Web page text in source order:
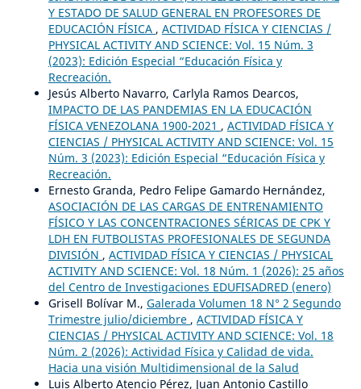
Y ESTADO DE SALUD GENERAL EN PROFESORES DE
EDUCACIÓN FÍSICA , ACTIVIDAD FÍSICA Y CIENCIAS /
PHYSICAL ACTIVITY AND SCIENCE: Vol. 15 Núm. 3
(2023): Edición Especial “Educación Física y
Recreación.
Jesús Alberto Navarro, Carlyla Ramos Dearcos,
IMPACTO DE LAS PANDEMIAS EN LA EDUCACIÓN
FÍSICA VENEZOLANA 1900-2021 , ACTIVIDAD FÍSICA Y
CIENCIAS / PHYSICAL ACTIVITY AND SCIENCE: Vol. 15
Núm. 3 (2023): Edición Especial “Educación Física y
Recreación.
Ernesto Granda, Pedro Felipe Gamardo Hernández,
ASOCIACIÓN DE LAS CARGAS DE ENTRENAMIENTO
FÍSICO Y LAS CONCENTRACIONES SÉRICAS DE CPK Y
LDH EN FUTBOLISTAS PROFESIONALES DE SEGUNDA
DIVISIÓN , ACTIVIDAD FÍSICA Y CIENCIAS / PHYSICAL
ACTIVITY AND SCIENCE: Vol. 18 Núm. 1 (2026): 25 años
del Centro de Investigaciones EDUFISADRED (enero)
Grisell Bolívar M., Galerada Volumen 18 N° 2 Segundo
Trimestre julio/diciembre , ACTIVIDAD FÍSICA Y
CIENCIAS / PHYSICAL ACTIVITY AND SCIENCE: Vol. 18
Núm. 2 (2026): Actividad Física y Calidad de vida.
Hacia una visión Multidimensional de la Salud
Luis Alberto Atencio Pérez, Juan Antonio Castillo